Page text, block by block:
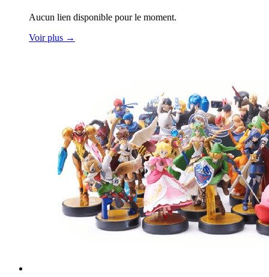
Aucun lien disponible pour le moment.
Voir plus →